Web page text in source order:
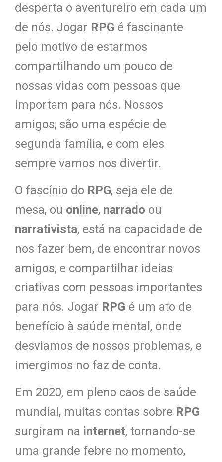
desperta o aventureiro em cada um
de nós. Jogar RPG é fascinante
pelo motivo de estarmos
compartilhando um pouco de
nossas vidas com pessoas que
importam para nós. Nossos
amigos, são uma espécie de
segunda família, e com eles
sempre vamos nos divertir.
O fascínio do RPG, seja ele de
mesa, ou online, narrado ou
narrativista, está na capacidade de
nos fazer bem, de encontrar novos
amigos, e compartilhar ideias
criativas com pessoas importantes
para nós. Jogar RPG é um ato de
benefício à saúde mental, onde
desviamos de nossos problemas, e
imergimos no faz de conta.
Em 2020, em pleno caos de saúde
mundial, muitas contas sobre RPG
surgiram na internet, tornando-se
uma grande febre no momento,